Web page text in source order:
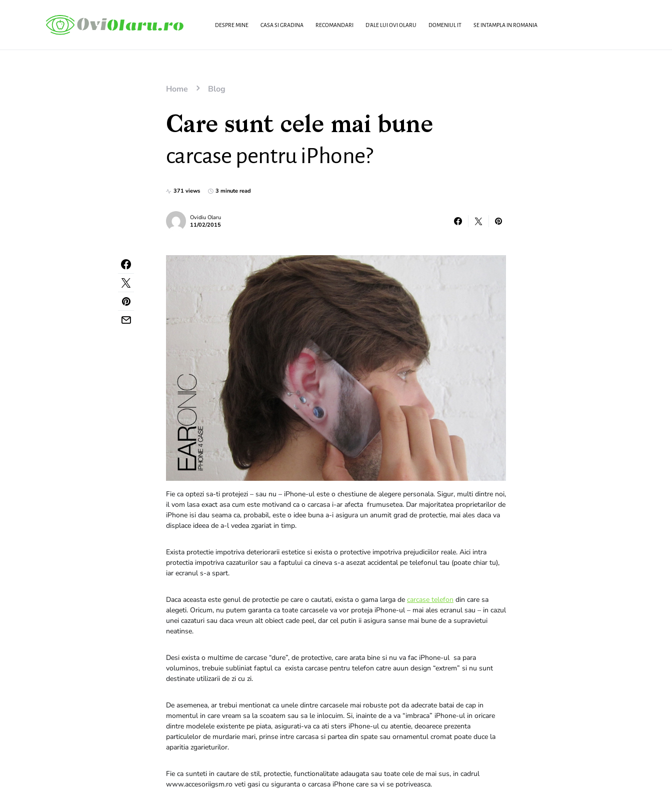
DESPRE MINE CASA SI GRADINA RECOMANDARI D’ALE LUI OVI OLARU DOMENIUL IT SE INTAMPLA IN ROMANIA
Home Blog
Care sunt cele mai bune
carcase pentru iPhone?
371 views 3 minute read
Ovidiu Olaru
11/02/2015
Fie ca optezi sa-ti protejezi – sau nu – iPhone-ul este o chestiune de alegere personala. Sigur, multi dintre noi,
il vom lasa exact asa cum este motivand ca o carcasa i-ar afecta frumusetea. Dar majoritatea proprietarilor de
iPhone isi dau seama ca, probabil, este o idee buna a-i asigura un anumit grad de protectie, mai ales daca va
displace ideea de a-l vedea zgariat in timp.
Exista protectie impotriva deteriorarii estetice si exista o protective impotriva prejudiciilor reale. Aici intra
protectia impotriva cazaturilor sau a faptului ca cineva s-a asezat accidental pe telefonul tau (poate chiar tu),
iar ecranul s-a spart.
Daca aceasta este genul de protectie pe care o cautati, exista o gama larga de carcase telefon din care sa
alegeti. Oricum, nu putem garanta ca toate carcasele va vor proteja iPhone-ul – mai ales ecranul sau – in cazul
unei cazaturi sau daca vreun alt obiect cade peel, dar cel putin ii asigura sanse mai bune de a supravietui
neatinse.
Desi exista o multime de carcase “dure”, de protective, care arata bine si nu va fac iPhone-ul sa para
voluminos, trebuie subliniat faptul ca exista carcase pentru telefon catre auun design “extrem” si nu sunt
destinate utilizarii de zi cu zi.
De asemenea, ar trebui mentionat ca unele dintre carcasele mai robuste pot da adecrate batai de cap in
momentul in care vream sa la scoatem sau sa le inlocuim. Si, inainte de a va “imbraca” iPhone-ul in oricare
dintre modelele existente pe piata, asigurati-va ca ati sters iPhone-ul cu atentie, deoarece prezenta
particulelor de murdarie mari, prinse intre carcasa si partea din spate sau ornamentul cromat poate duce la
aparitia zgarieturilor.
Fie ca sunteti in cautare de stil, protectie, functionalitate adaugata sau toate cele de mai sus, in cadrul
www.accesoriigsm.ro veti gasi cu siguranta o carcasa iPhone care sa vi se potriveasca.